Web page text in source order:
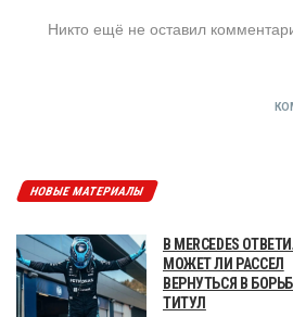
Никто ещё не оставил
НОВЫЕ МАТЕРИАЛЫ
В MERCEDES
МОЖЕТ ЛИ РАССЕЛ
ВЕРНУТЬСЯ В
ТИТУЛ